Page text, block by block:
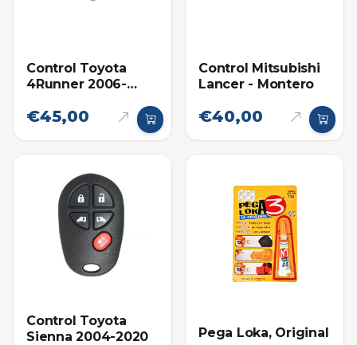
Control Toyota
4Runner 2006-
€45,00
Control Mitsubishi
Lancer - Montero
€40,00
Control Toyota
Sienna 2004-2020
Pega Loka, Original